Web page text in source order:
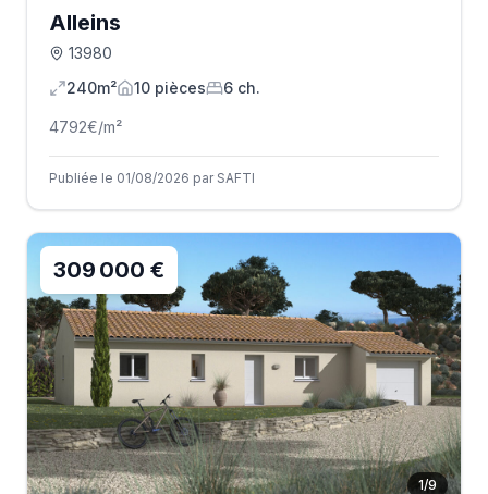
Alleins
13980
240m²
10 pièces 6 ch.
4792€/m²
Publiée le 01/08/2026 par SAFTI
1/9
309 000 €